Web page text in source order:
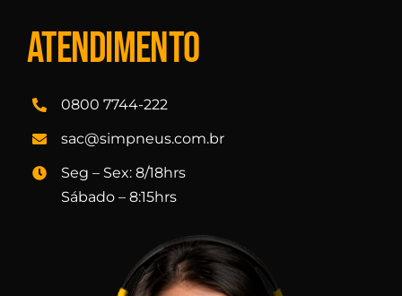
Atendimento
0800 7744-222
sac@simpneus.com.br
Seg – Sex: 8/18hrs
Sábado – 8:15hrs